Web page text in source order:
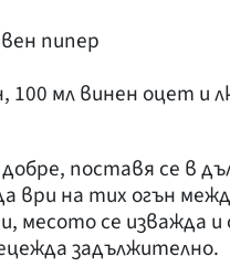
пипер
100 мл винен оцет и
поставя се в
ври на тих огън
месото се изважда
задължително.